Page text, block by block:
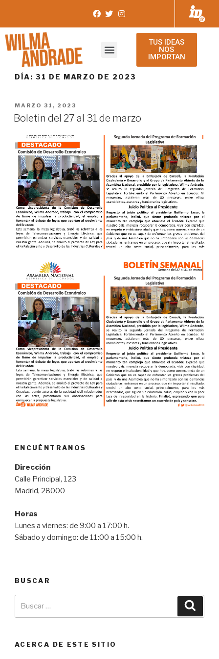
TUS IDEAS
NOS
IMPORTAN
DÍA: 31 DE MARZO DE 2023
MARZO 31, 2023
Boletin del 27 al 31 de marzo
ENCUÉNTRANOS
Dirección
Calle Principal, 123
Madrid, 28000
Horas
Lunes a viernes: de 9:00 a 17:00 h.
Sábado y domingo: de 11:00 a 15:00 h.
BUSCAR
ACERCA DE ESTE SITIO